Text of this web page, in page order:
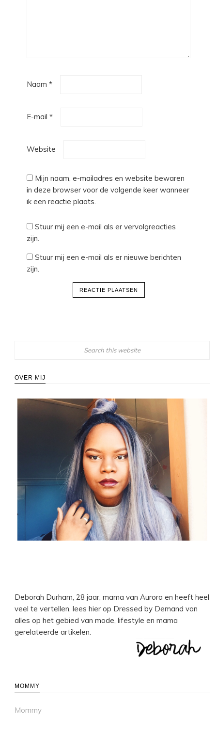
Naam *
E-mail *
Website
Mijn naam, e-mailadres en website bewaren
in deze browser voor de volgende keer wanneer
ik een reactie plaats.
Stuur mij een e-mail als er vervolgreacties
zijn.
Stuur mij een e-mail als er nieuwe berichten
zijn.
OVER MIJ
Deborah Durham, 28 jaar, mama van Aurora en heeft heel
veel te vertellen. lees hier op Dressed by Demand van
alles op het gebied van mode, lifestyle en mama
gerelateerde artikelen.
MOMMY
Mommy